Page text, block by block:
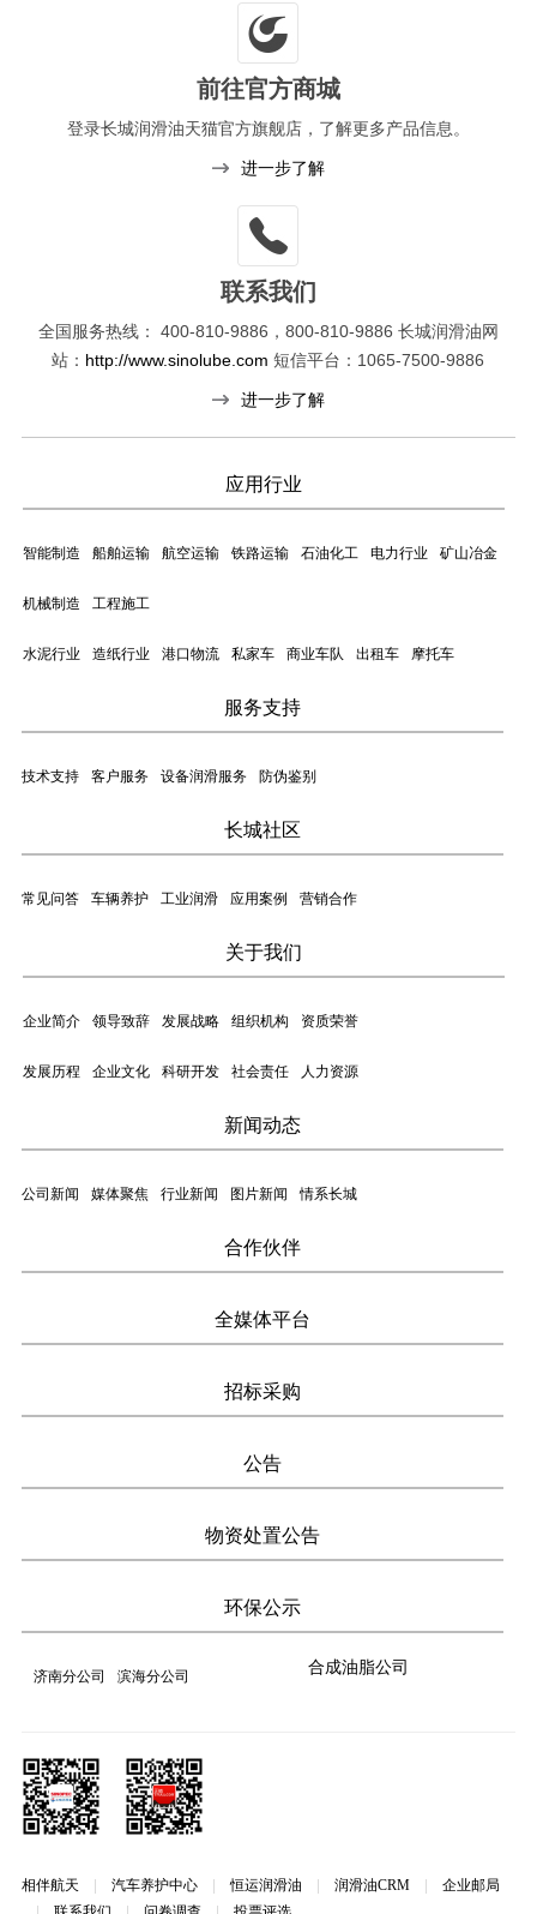
前往官方商城
登录长城润滑油天猫官方旗舰店， 了解更多产品信息。
进一步了解
联系我们
全国服务热线： 400-810-9886，800-810-9886 长城润滑油网
站： http://www.sinolube.com 短信平台：1065-7500-9886
进一步了解
应用行业
智能制造 船舶运输 航空运输 铁路运输 石油化工 电力行业 矿山冶金
机械制造 工程施工
水泥行业 造纸行业 港口物流 私家车 商业车队 出租车 摩托车
服务支持
技术支持 客户服务 设备润滑服务 防伪鉴别
长城社区
常见问答 车辆养护 工业润滑 应用案例 营销合作
关于我们
企业简介 领导致辞 发展战略 组织机构 资质荣誉
发展历程 企业文化 科研开发 社会责任 人力资源
新闻动态
公司新闻 媒体聚焦 行业新闻 图片新闻 情系长城
合作伙伴
全媒体平台
招标采购
公告
物资处置公告
环保公示
合成油脂公司
济南分公司 滨海分公司
相伴航天 | 汽车养护中心 | 恒运润滑油 | 润滑油CRM |
企业邮局